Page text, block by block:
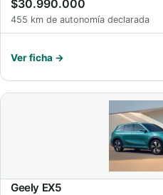
$30.990.000
455 km de autonomía declarada
Ver ficha →
Geely EX5